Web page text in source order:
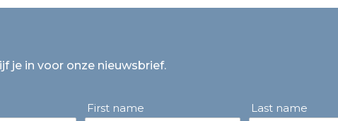
je in voor onze nieuwsbrief.
First name
Last name